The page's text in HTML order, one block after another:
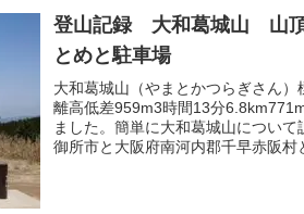
登山記録 大和葛城山 山頂
とめと駐車場
大和葛城山（やまとかつらぎさん
離高低差959m3時間13分
ました。簡単に大和葛城山につい
御所市と大阪府南河内郡千早赤阪村